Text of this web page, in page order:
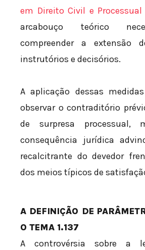
em Direito Civil e Processual
arcabouço teórico
compreender a extensão
instrutórios e decisórios.
A aplicação dessas
observar o contraditório
de surpresa processual,
consequência jurídica
recalcitrante do devedor
dos meios típicos de
A DEFINIÇÃO DE
O TEMA 1.137
A controvérsia sobre a